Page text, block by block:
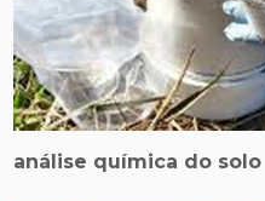
análise química do solo